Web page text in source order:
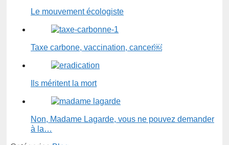
Le mouvement écologiste
Taxe carbone, vaccination, cancer￼
Ils méritent la mort
Non, Madame Lagarde, vous ne pouvez demander
à la…